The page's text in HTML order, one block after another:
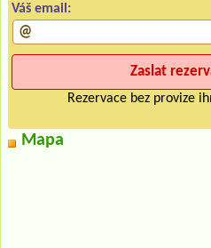
Váš email:
Rezervace bez provize
Mapa